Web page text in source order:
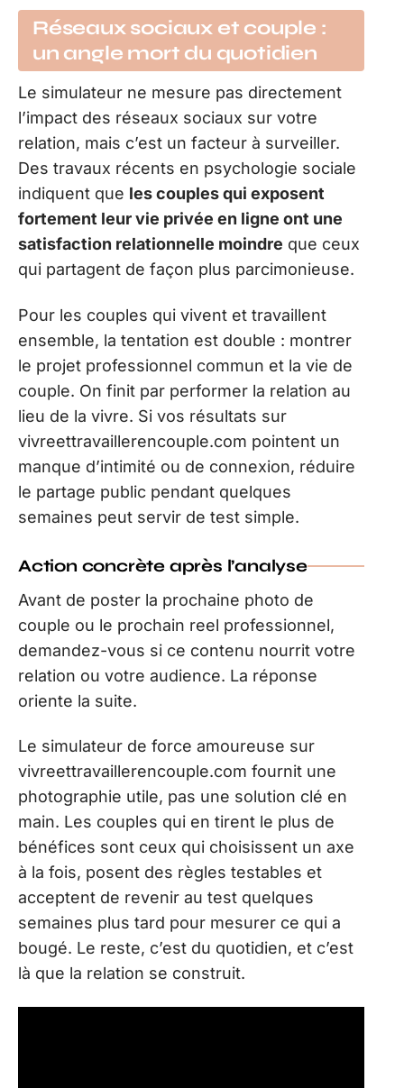
Réseaux sociaux et couple :
un angle mort du quotidien
Le simulateur ne mesure pas directement
l’impact des réseaux sociaux sur votre
relation, mais c’est un facteur à surveiller.
Des travaux récents en psychologie sociale
indiquent que les couples qui exposent
fortement leur vie privée en ligne ont une
satisfaction relationnelle moindre que ceux
qui partagent de façon plus parcimonieuse.
Pour les couples qui vivent et travaillent
ensemble, la tentation est double : montrer
le projet professionnel commun et la vie de
couple. On finit par performer la relation au
lieu de la vivre. Si vos résultats sur
vivreettravaillerencouple.com pointent un
manque d’intimité ou de connexion, réduire
le partage public pendant quelques
semaines peut servir de test simple.
Action concrète après l’analyse
Avant de poster la prochaine photo de
couple ou le prochain reel professionnel,
demandez-vous si ce contenu nourrit votre
relation ou votre audience. La réponse
oriente la suite.
Le simulateur de force amoureuse sur
vivreettravaillerencouple.com fournit une
photographie utile, pas une solution clé en
main. Les couples qui en tirent le plus de
bénéfices sont ceux qui choisissent un axe
à la fois, posent des règles testables et
acceptent de revenir au test quelques
semaines plus tard pour mesurer ce qui a
bougé. Le reste, c’est du quotidien, et c’est
là que la relation se construit.